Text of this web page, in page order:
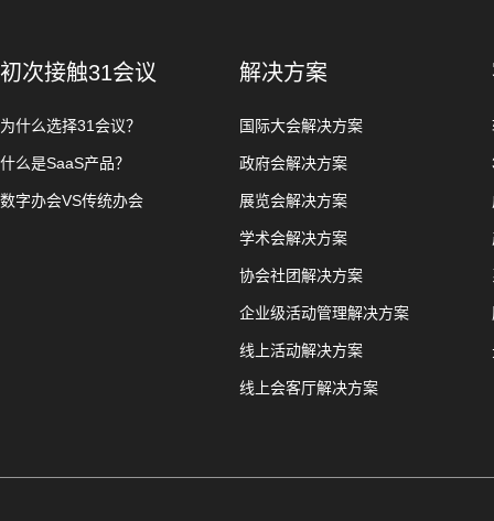
初次接触31会议
为什么选择31会议？
什么是SaaS产品？
数字办会VS传统办会
解决方案
国际大会解决方案
政府会解决方案
展览会解决方案
学术会解决方案
协会社团解决方案
企业级活动管理解决方案
线上活动解决方案
线上会客厅解决方案